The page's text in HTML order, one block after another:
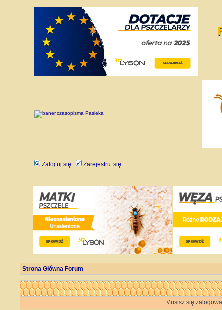
Zaloguj się Zarejestruj się
Strona Główna Forum
Musisz się